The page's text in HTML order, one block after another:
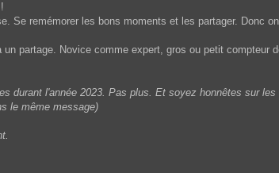
Se remémorer les bons moments et les partager. Donc
partage. Novice comme expert, gros ou petit compteur
durant l'année 2023. Pas plus. Et soyez honnêtes sur les
le même message)